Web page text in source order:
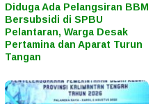
Diduga Ada Pelangsiran BBM
Bersubsidi di SPBU
Pelantaran, Warga Desak
Pertamina dan Aparat Turun
Tangan